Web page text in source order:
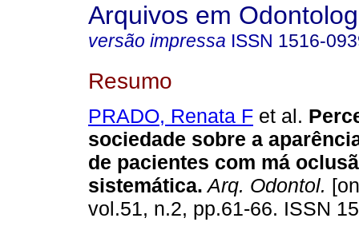
Arquivos em
versão impressa ISSN 1516-
Resumo
PRADO, Renata F et al.
sociedade sobre a
de pacientes com má
sistemática. Arq. Odontol.
vol.51, n.2, pp.61-66. ISSN